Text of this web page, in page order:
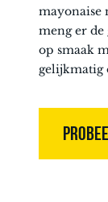
mayonaise
meng er de
op smaak
gelijkmatig